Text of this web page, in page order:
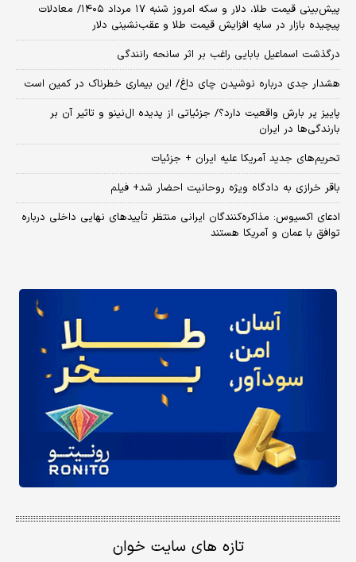
پیش‌بینی قیمت طلا، دلار و سکه امروز شنبه ۱۷ مرداد ۱۴۰۵/ معادلات
پیچیده بازار در سایه افزایش قیمت طلا و عقب‌نشینی دلار
درگذشت اسماعیل بابایی راغب بر اثر سانحه رانندگی
هشدار جدی درباره نوشیدن چای داغ/ این بیماری خطرناک در کمین است
پاییز پر بارش واقعیت دارد؟/ جزئیاتی از پدیده ال‌نینو و تاثیر آن بر
بارندگی‌ها در ایران
تحریم‌های جدید آمریکا علیه ایران + جزئیات
باقر خرازی به دادگاه ویژه روحانیت احضار شد+ فیلم
ادعای اکسیوس: مذاکره‌کنندگان ایرانی منتظر تأییدهای نهایی داخلی درباره
توافق با عمان و آمریکا هستند
تازه های سایت خوان